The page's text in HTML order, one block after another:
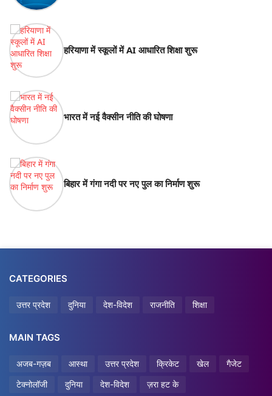
हरियाणा में स्कूलों में AI आधारित शिक्षा शुरू
भारत में नई वैक्सीन नीति की घोषणा
बिहार में गंगा नदी पर नए पुल का निर्माण शुरू
CATEGORIES
उत्तर प्रदेश दुनिया देश-विदेश राजनीति शिक्षा
MAIN TAGS
अजब-गज़ब आस्था उत्तर प्रदेश क्रिकेट खेल
गैजेट
टेक्नोलॉजी
दुनिया देश-विदेश ज़रा हट के